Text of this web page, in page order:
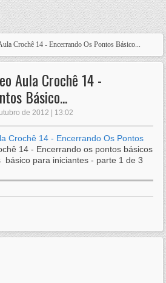
Crochê 14 - Encerrando Os Pontos Básico...
Aula Crochê 14 -
Básico...
de 2012 | 13:02
Crochê 14 - Encerrando Os Pontos
14 - Encerrando os pontos básicos
básico para iniciantes - parte 1 de 3